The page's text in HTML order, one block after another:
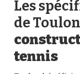
Les
de
tennis